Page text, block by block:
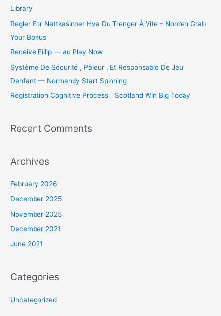
f
o
r
:
Library
Regler For Nettkasinoer Hva Du Trenger Å Vite – Norden Grab
Your Bonus
Receive Fillip — au Play Now
Système De Sécurité , Pâleur , Et Responsable De Jeu
Denfant — Normandy Start Spinning
Registration Cognitive Process _ Scotland Win Big Today
Recent Comments
Archives
February 2026
December 2025
November 2025
December 2021
June 2021
Categories
Uncategorized